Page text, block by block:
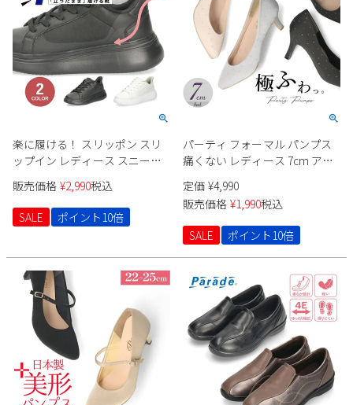
楽に履ける！ スリッポン スリ
ップイン レディース スニーカ
ー 軽い 厚底 履きやすい ハンズ
フリー レースアップ 紐靴 楽す
ぽっ ブラック ホワイト パレー
ド Parade 91703
販売価格 ¥2,990税込
SALE
ポイント10倍
パーティ フォーマル パンプス
痛くない レディース 7cm アー
モンドトゥ 極ふわっ ドレス ハ
イヒール ラメヒール キラキラ
Parade 24014
定価 ¥4,990
販売価格 ¥1,990税込
SALE
ポイント10倍